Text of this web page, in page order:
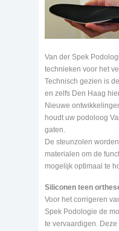
Van der Spek
technieken voor het
Technisch gezien is
en zelfs Den Haag
Nieuwe
houdt uw podoloog
gaten.
De steunzolen
materialen om de
mogelijk optimaal te
Siliconen teen
Voor het corrigeren
Spek Podologie de
te vervaardigen.